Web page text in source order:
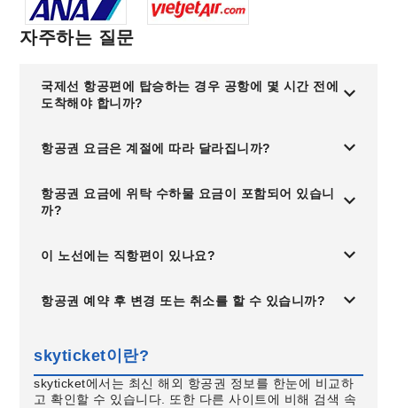
자주하는 질문
국제선 항공편에 탑승하는 경우 공항에 몇 시간 전에
도착해야 합니까?
항공권 요금은 계절에 따라 달라집니까?
항공권 요금에 위탁 수하물 요금이 포함되어 있습니
까?
이 노선에는 직항편이 있나요?
항공권 예약 후 변경 또는 취소를 할 수 있습니까?
skyticket이란?
skyticket에서는 최신 해외 항공권 정보를 한눈에 비교하
고 확인할 수 있습니다. 또한 다른 사이트에 비해 검색 속